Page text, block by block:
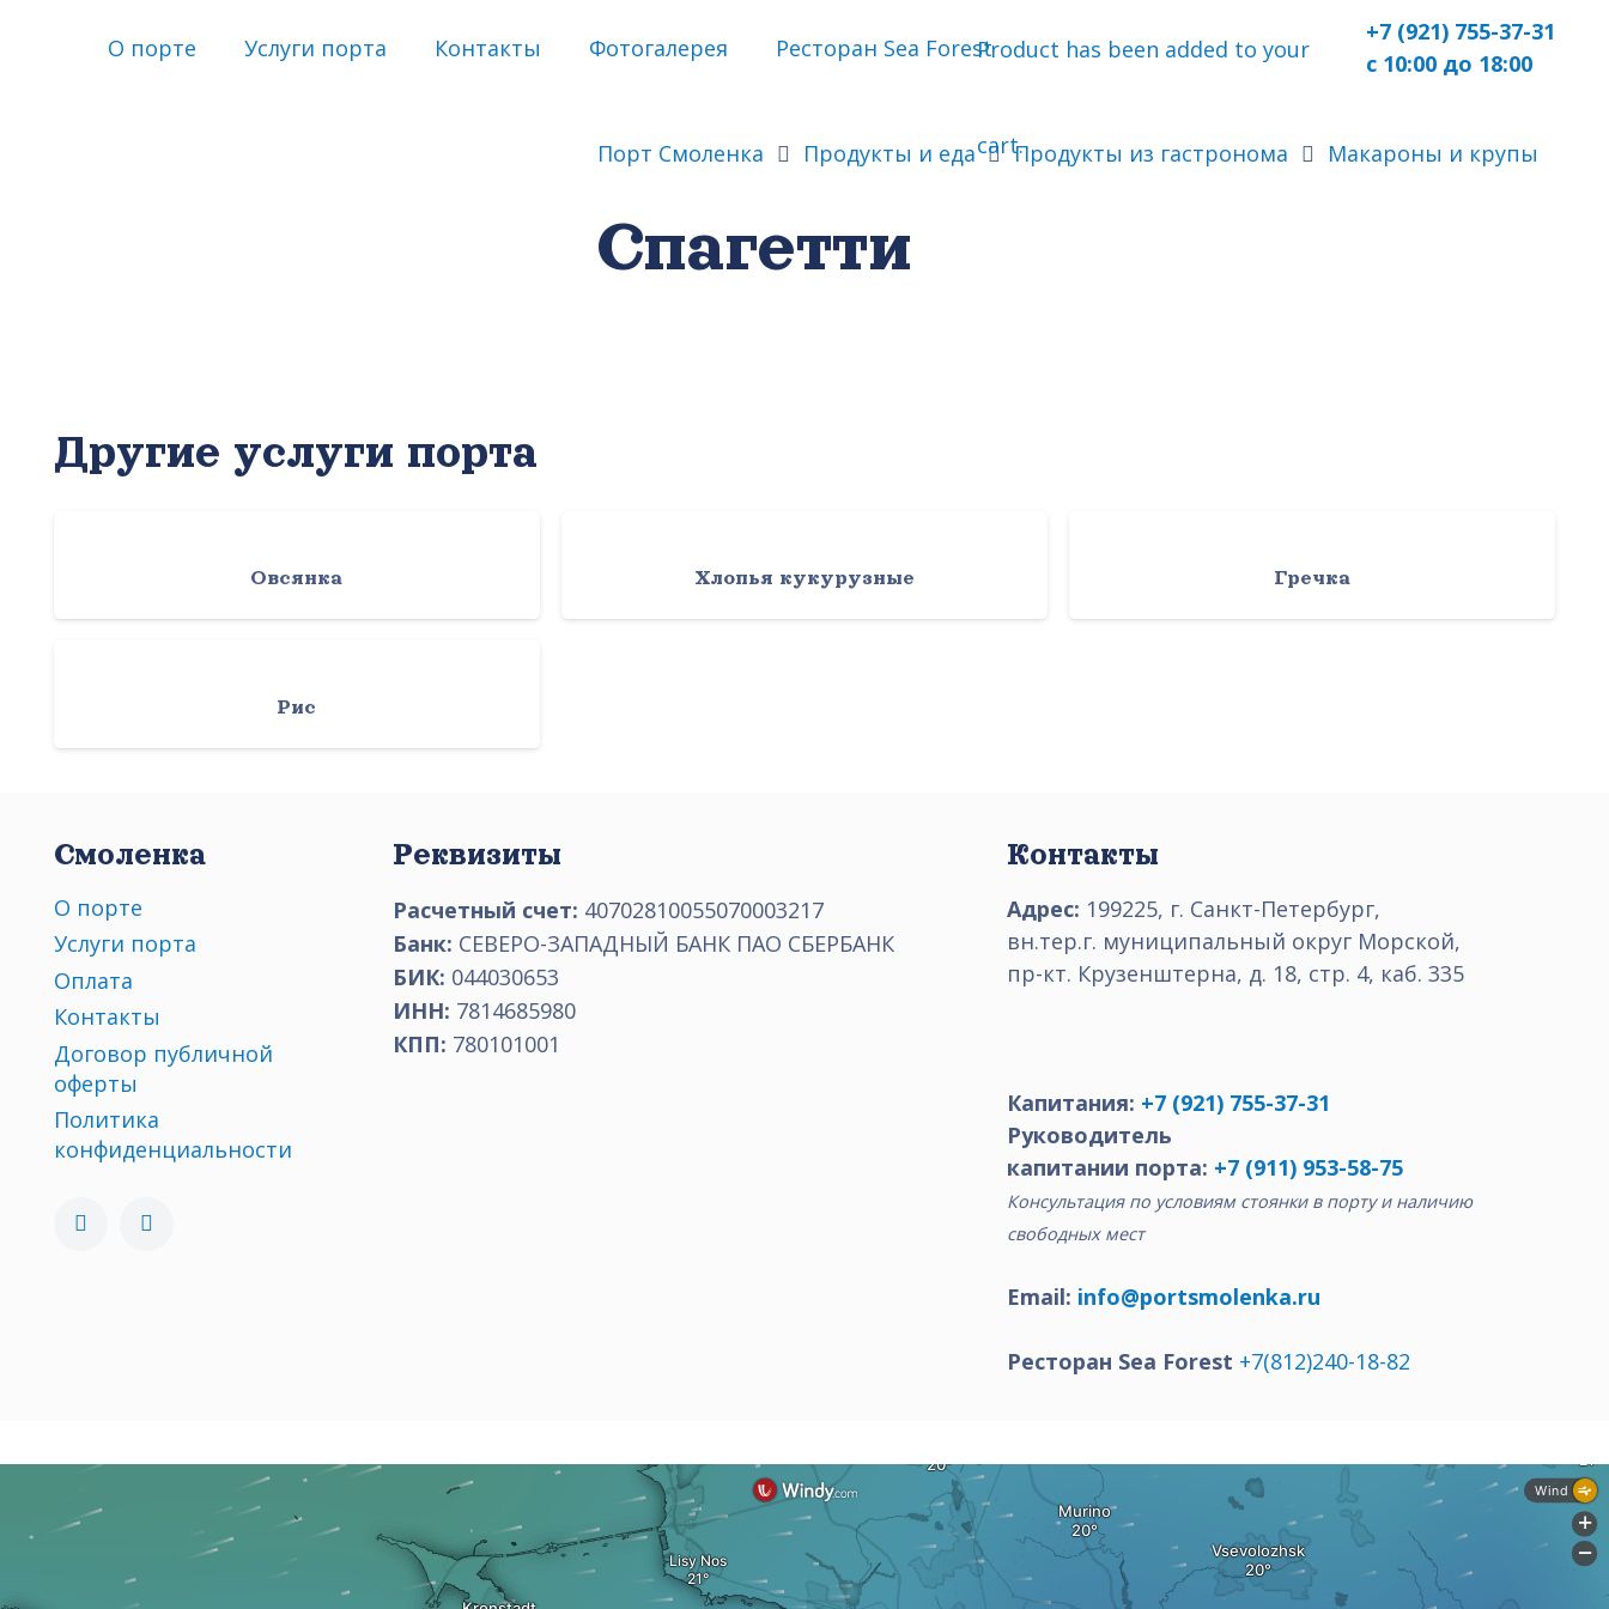
О порте Услуги порта Контакты Фотогалерея Ресторан Sea ForestProduct has been added to your
cart.
+7 (921) 755-37-31
с 10:00 до 18:00
Порт Смоленка Продукты и еда Продукты из гастронома Макароны и крупы
Спагетти
Другие услуги порта
Овсянка Хлопья кукурузные Гречка
Рис
Смоленка
О порте
Услуги порта
Оплата
Контакты
Договор публичной
оферты
Политика
конфиденциальности
Реквизиты
Расчетный счет: 40702810055070003217
Банк: СЕВЕРО-ЗАПАДНЫЙ БАНК ПАО СБЕРБАНК
БИК: 044030653
ИНН: 7814685980
КПП: 780101001
Контакты
Адрес: 199225, г. Санкт-Петербург,
вн.тер.г. муниципальный округ Морской,
пр-кт. Крузенштерна, д. 18, стр. 4, каб. 335
Капитания: +7 (921) 755-37-31
Руководитель
капитании порта: +7 (911) 953-58-75
Консультация по условиям стоянки в порту и наличию
свободных мест
Email: info@portsmolenka.ru
Ресторан Sea Forest +7(812)240-18-82